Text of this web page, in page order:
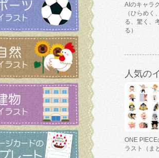
AIのキャラ
（ひらめく
る、驚く、
る）
人気の
ONE PIECE
ラスト（ま